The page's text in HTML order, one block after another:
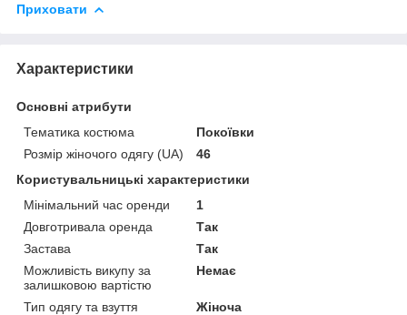
Приховати
Характеристики
Основні атрибути
Тематика костюма
Покоївки
Розмір жіночого одягу (UA)
46
Користувальницькі характеристики
Мінімальний час оренди
1
Довготривала оренда
Так
Застава
Так
Можливість викупу за
залишковою вартістю
Немає
Тип одягу та взуття
Жіноча